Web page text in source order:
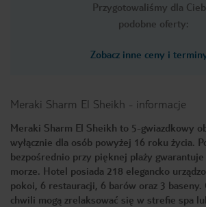
Przygotowaliśmy dla
podobne oferty:
Zobacz inne ceny i
Meraki Sharm El Sheikh - informacje
Meraki Sharm El Sheikh to 5-gwiazdkowy
wyłącznie dla osób powyżej 16 roku życia.
bezpośrednio przy pięknej plaży
morze. Hotel posiada 218 elegancko
pokoi, 6 restauracji, 6 barów oraz 3 baseny.
chwili mogą zrelaksować się w strefie spa